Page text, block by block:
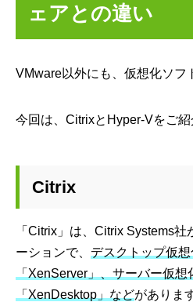
ェアとの違い
VMware以外にも、仮想化ソフ
今回は、CitrixとHyper-Vをご紹
Citrix
「Citrix」は、Citrix Systems社
ーションで、 デスクトップ仮
「XenServer」、サーバー仮想
「XenDesktop」などがありま